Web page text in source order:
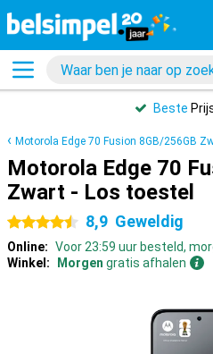
Beste
Motorola Edge 70 Fusion 8GB/256GB
Motorola Edge 70
Zwart - Los toestel
4.5 sterren 8,9 Geweldig
Online: Voor 23:59 uur besteld,
Winkel:
Morgen gratis afhalen